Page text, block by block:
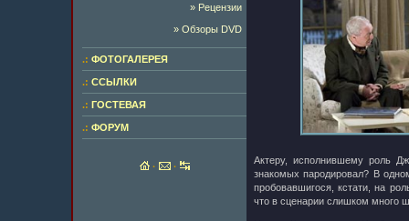
» Рецензии
» Обзоры DVD
.: ФОТОГАЛЕРЕЯ
.: ССЫЛКИ
.: ГОСТЕВАЯ
.: ФОРУМ
· ·
Актеру, исполнившему роль
знакомых пародировал? В
пробовавшигося, кстати, на
что в сценарии слишком много